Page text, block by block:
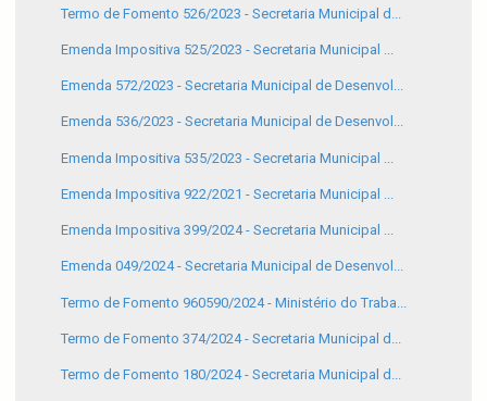
Termo de Fomento 526/2023 - Secretaria Municipal d...
Emenda Impositiva 525/2023 - Secretaria Municipal ...
Emenda 572/2023 - Secretaria Municipal de Desenvol...
Emenda 536/2023 - Secretaria Municipal de Desenvol...
Emenda Impositiva 535/2023 - Secretaria Municipal ...
Emenda Impositiva 922/2021 - Secretaria Municipal ...
Emenda Impositiva 399/2024 - Secretaria Municipal ...
Emenda 049/2024 - Secretaria Municipal de Desenvol...
Termo de Fomento 960590/2024 - Ministério do Traba...
Termo de Fomento 374/2024 - Secretaria Municipal d...
Termo de Fomento 180/2024 - Secretaria Municipal d...